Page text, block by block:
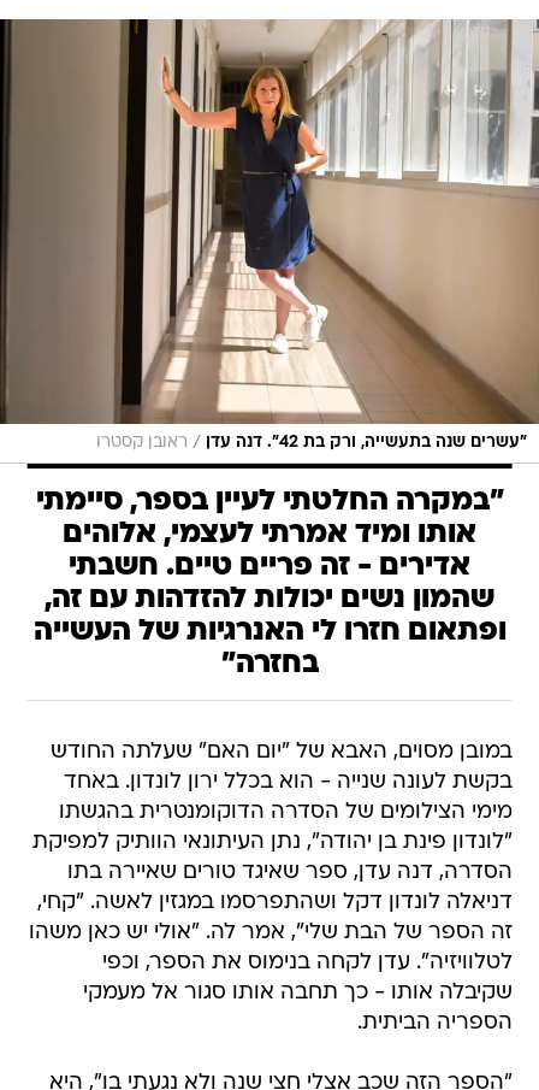
"עשרים שנה בתעשייה, ורק בת 42". דנה עדן / ראובן קסטרו
"במקרה החלטתי לעיין בספר, סיימתי
אותו ומיד אמרתי לעצמי, אלוהים
אדירים - זה פריים טיים. חשבתי
שהמון נשים יכולות להזדהות עם זה,
ופתאום חזרו לי האנרגיות של העשייה
בחזרה"
במובן מסוים, האבא של "יום האם" שעלתה החודש
בקשת לעונה שנייה - הוא בכלל ירון לונדון. באחד
מימי הצילומים של הסדרה הדוקומנטרית בהגשתו
"לונדון פינת בן יהודה", נתן העיתונאי הוותיק למפיקת
הסדרה, דנה עדן, ספר שאיגד טורים שאיירה בתו
דניאלה לונדון דקל ושהתפרסמו במגזין לאשה. "קחי,
זה הספר של הבת שלי", אמר לה. "אולי יש כאן משהו
לטלוויזיה". עדן לקחה בנימוס את הספר, וכפי
שקיבלה אותו - כך תחבה אותו סגור אל מעמקי
הספריה הביתית.
"הספר הזה שכב אצלי חצי שנה ולא נגעתי בו", היא